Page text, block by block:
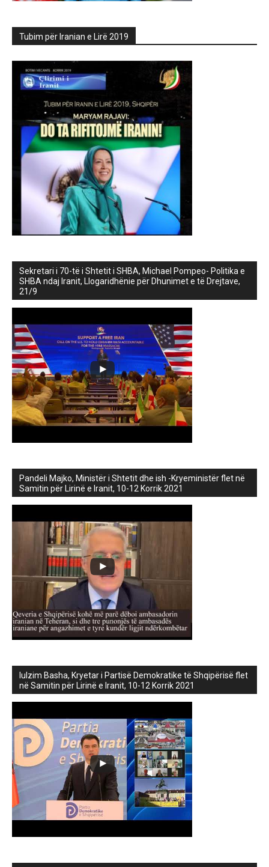
Tubim për Iranian e Lirë 2019
Sekretari i 70-të i Shtetit i SHBA, Michael Pompeo- Politika e
SHBA ndaj Iranit, Llogaridhënie për Dhunimet e të Drejtave,
21/9
Pandeli Majko, Ministër i Shtetit dhe ish -Kryeministër flet në
Samitin për Lirinë e Iranit, 10-12 Korrik 2021
lulzim Basha, Kryetar i Partisë Demokratike të Shqipërisë flet
në Samitin për Lirinë e Iranit, 10-12 Korrik 2021